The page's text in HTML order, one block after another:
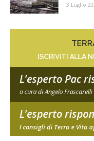
3 Luglio
ISCRIVITI ALLA
L'esperto Pac
a cura di Angelo Frascarelli
L'esperto
I consigli di Terra e Vita